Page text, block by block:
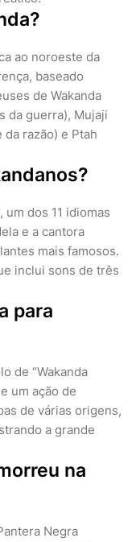
ao noroeste da
baseado
de Wakanda
da guerra), Mujaji
razão) e Ptah
um dos 11 idiomas
e a cantora
mais famosos.
inclui sons de três
para
de “Wakanda
um ação de
de várias origens,
a grande
na
Negra